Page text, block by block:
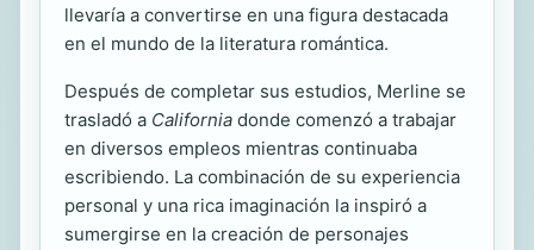
llevaría a convertirse en una figura destacada
en el mundo de la literatura romántica.
Después de completar sus estudios, Merline se
trasladó a California donde comenzó a trabajar
en diversos empleos mientras continuaba
escribiendo. La combinación de su experiencia
personal y una rica imaginación la inspiró a
sumergirse en la creación de personajes